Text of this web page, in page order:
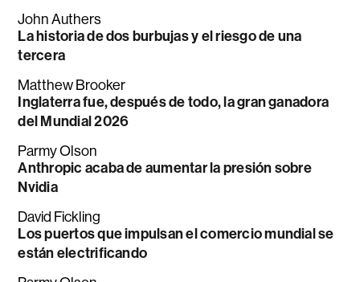
John Authers
La historia de dos burbujas y el riesgo de una
tercera
Matthew Brooker
Inglaterra fue, después de todo, la gran ganadora
del Mundial 2026
Parmy Olson
Anthropic acaba de aumentar la presión sobre
Nvidia
David Fickling
Los puertos que impulsan el comercio mundial se
están electrificando